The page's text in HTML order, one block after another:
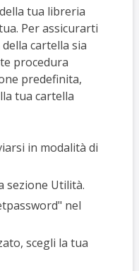
tua libreria
Per assicurarti
cartella sia
procedura
predefinita,
tua cartella
in modalità di
sezione Utilità.
nel
scegli la tua